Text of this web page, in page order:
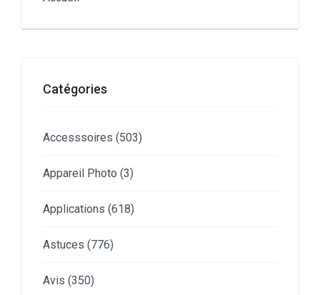
Catégories
Accesssoires (503)
Appareil Photo (3)
Applications (618)
Astuces (776)
Avis (350)